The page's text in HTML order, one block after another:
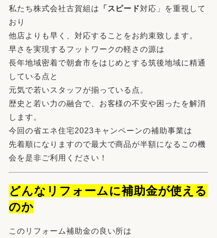
私たち株式会社古賀組は 「スピード対応」を重視して
おり
他店よりも早く、対応することをお約束致します。
早さを実現するフットワークの軽さの源は
長年地域密着で朝倉市をはじめとする筑後地域に精通
している点と
元気で若いスタッフが揃っている点。
歴史と若い力の融合で、お客様の不安や困ったを解消
します。
今回の省エネ住宅2023キャンペーンの補助事業は
先着順になりますので最大で商品が半額になるこの機
会を是非ご利用ください！
どんなリフォームに補助金が使える
のか
このリフォーム補助金の良い所は